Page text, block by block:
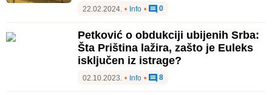
22.02.2024. • Info • 0
Petković o obdukciji ubijenih Srba:
Šta Priština lažira, zašto je Euleks
isključen iz istrage?
02.10.2023. • Info • 8